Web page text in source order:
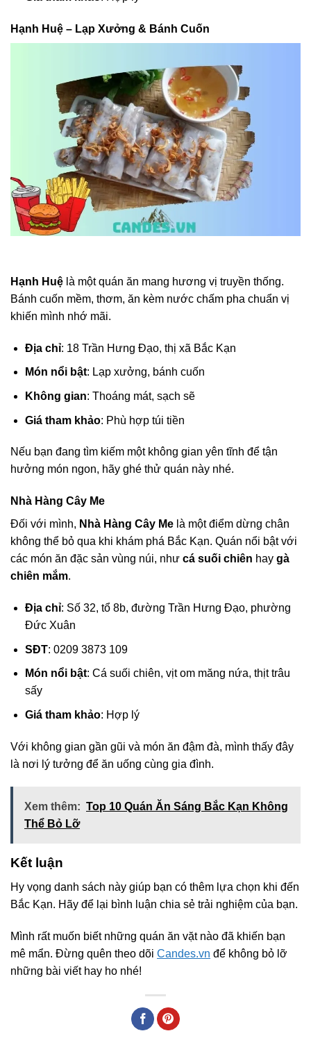
Hạnh Huệ – Lạp Xưởng & Bánh Cuốn
Hạnh Huệ là một quán ăn mang hương vị truyền thống.
Bánh cuốn mềm, thơm, ăn kèm nước chấm pha chuẩn vị
khiến mình nhớ mãi.
Địa chỉ: 18 Trần Hưng Đạo, thị xã Bắc Kạn
Món nổi bật: Lạp xưởng, bánh cuốn
Không gian: Thoáng mát, sạch sẽ
Giá tham khảo: Phù hợp túi tiền
Nếu bạn đang tìm kiếm một không gian yên tĩnh để tận
hưởng món ngon, hãy ghé thử quán này nhé.
Nhà Hàng Cây Me
Đối với mình, Nhà Hàng Cây Me là một điểm dừng chân
không thể bỏ qua khi khám phá Bắc Kạn. Quán nổi bật với
các món ăn đặc sản vùng núi, như cá suối chiên hay gà
chiên mắm.
Địa chỉ: Số 32, tổ 8b, đường Trần Hưng Đạo, phường
Đức Xuân
SĐT: 0209 3873 109
Món nổi bật: Cá suối chiên, vịt om măng nứa, thịt trâu
sấy
Giá tham khảo: Hợp lý
Với không gian gần gũi và món ăn đậm đà, mình thấy đây
là nơi lý tưởng để ăn uống cùng gia đình.
Xem thêm: Top 10 Quán Ăn Sáng Bắc Kạn Không
Thể Bỏ Lỡ
Kết luận
Hy vọng danh sách này giúp bạn có thêm lựa chọn khi đến
Bắc Kạn. Hãy để lại bình luận chia sẻ trải nghiệm của bạn.
Mình rất muốn biết những quán ăn vặt nào đã khiến bạn
mê mẩn. Đừng quên theo dõi Candes.vn để không bỏ lỡ
những bài viết hay ho nhé!